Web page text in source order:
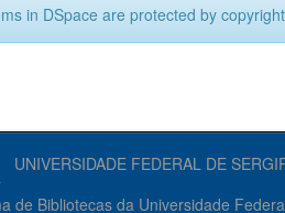
in DSpace are protected by
UNIVERSIDADE FEDERAL DE
de Bibliotecas da Universidade